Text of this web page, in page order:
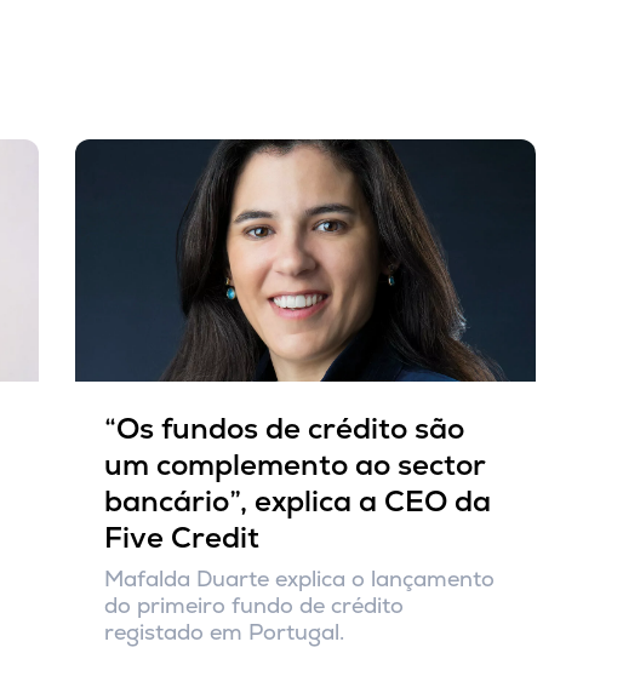
“Os fundos de crédito são
um complemento ao sector
bancário”, explica a CEO da
Five Credit
Mafalda Duarte explica o lançamento
do primeiro fundo de crédito
registado em Portugal.